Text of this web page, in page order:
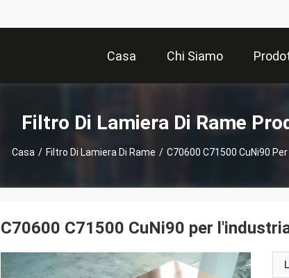
Casa Chi Siamo
Filtro Di Lamiera Di Rame
Casa / Filtro Di Lamiera Di Rame / C70600 C71500 CuNi90
C70600 C71500 CuNi90 per